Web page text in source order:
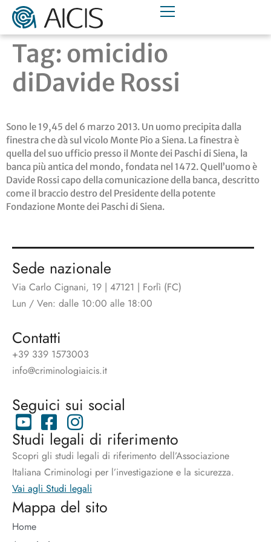
Tag: omicidio
diDavide Rossi
Sono le 19,45 del 6 marzo 2013. Un uomo precipita dalla
finestra che dà sul vicolo Monte Pio a Siena. La finestra è
quella del suo ufficio presso il Monte dei Paschi di Siena, la
banca più antica del mondo, fondata nel 1472. Quell’uomo è
Davide Rossi capo della comunicazione della banca, descritto
come il braccio destro del Presidente della potente
Fondazione Monte dei Paschi di Siena.
Sede nazionale
Via Carlo Cignani, 19 | 47121 | Forlì (FC)
Lun / Ven: dalle 10:00 alle 18:00
Contatti
+39 339 1573003
info@criminologiaicis.it
Seguici sui social
Studi legali di riferimento
Scopri gli studi legali di riferimento dell’Associazione
Italiana Criminologi per l’investigazione e la sicurezza.
Vai agli Studi legali
Mappa del sito
Home